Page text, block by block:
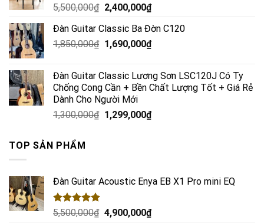
5,500,000₫ 2,400,000₫
Đàn Guitar Classic Ba Đờn C120
1,850,000₫ 1,690,000₫
Đàn Guitar Classic Lương Sơn LSC120J Có Ty
Chống Cong Cần + Bền Chất Lượng Tốt + Giá Rẻ
Dành Cho Người Mới
1,300,000₫ 1,299,000₫
TOP SẢN PHẨM
Đàn Guitar Acoustic Enya EB X1 Pro mini EQ
Rated5.00
5,500,000₫ 4,900,000₫